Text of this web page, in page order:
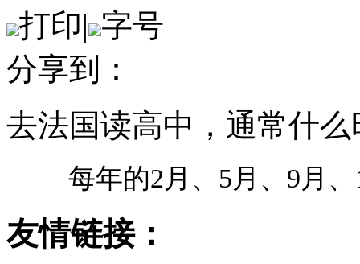
打印| 字号
分享到：
去法国读高中，通常什
每年的2月、5月、9月、
友情链接：